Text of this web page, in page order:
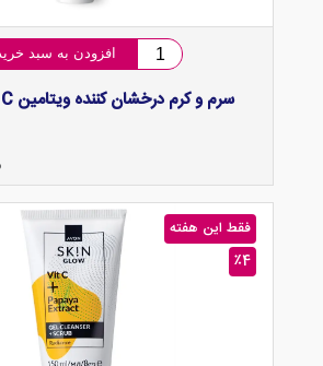
افزودن به سبد
سرم و کرم درخشان کننده ویتامین C و پاپایا آون
٪4
فقط این هفته